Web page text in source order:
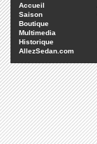
Accueil
Saison
Boutique
Multimedia
Historique
AllezSedan.com